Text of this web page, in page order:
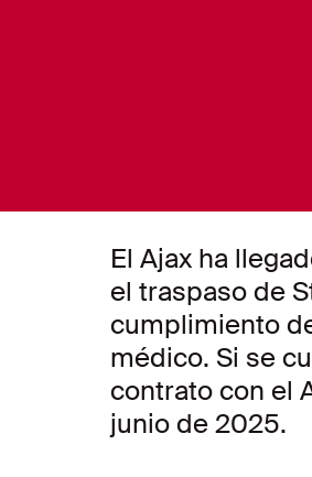
El Ajax ha
el traspaso de
cumplimiento
médico. Si se
contrato con el
junio de 2025.